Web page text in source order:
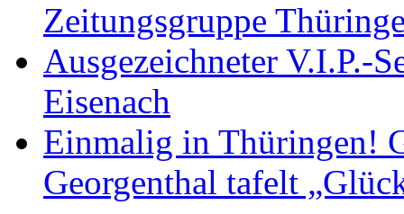
Zeitungsgruppe
Ausgezeichneter V.I.P.-
Eisenach
Einmalig in Thüringen!
Georgenthal tafelt